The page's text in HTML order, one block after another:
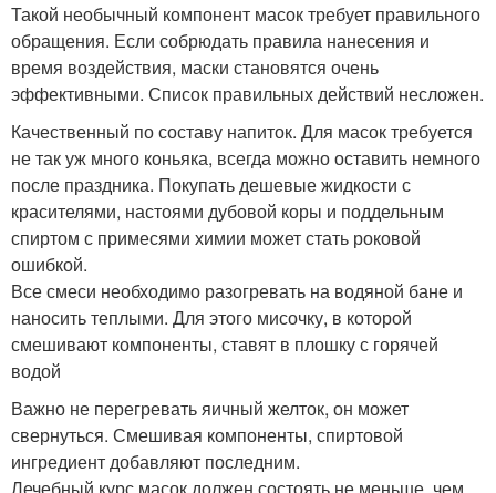
Такой необычный компонент масок требует правильного
обращения. Если собрюдать правила нанесения и
время воздействия, маски становятся очень
эффективными. Список правильных действий несложен.
Качественный по составу напиток. Для масок требуется
не так уж много коньяка, всегда можно оставить немного
после праздника. Покупать дешевые жидкости с
красителями, настоями дубовой коры и поддельным
спиртом с примесями химии может стать роковой
ошибкой.
Все смеси необходимо разогревать на водяной бане и
наносить теплыми. Для этого мисочку, в которой
смешивают компоненты, ставят в плошку с горячей
водой
Важно не перегревать яичный желток, он может
свернуться. Смешивая компоненты, спиртовой
ингредиент добавляют последним.